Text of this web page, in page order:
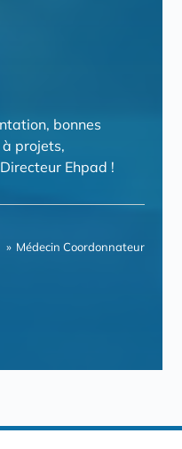
bonnes
projets,
Ehpad !
Médecin Coordonnateur